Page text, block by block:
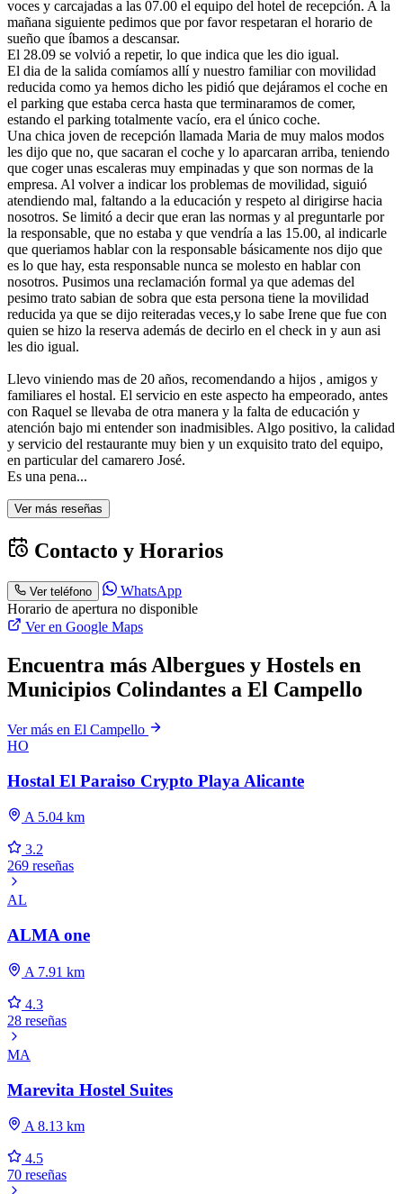
voces y carcajadas a las 07.00 el equipo del hotel de recepción. A la
mañana siguiente pedimos que por favor respetaran el horario de
sueño que íbamos a descansar.
El 28.09 se volvió a repetir, lo que indica que les dio igual.
El dia de la salida comíamos allí y nuestro familiar con movilidad
reducida como ya hemos dicho les pidió que dejáramos el coche en
el parking que estaba cerca hasta que terminaramos de comer,
estando el parking totalmente vacío, era el único coche.
Una chica joven de recepción llamada Maria de muy malos modos
les dijo que no, que sacaran el coche y lo aparcaran arriba, teniendo
que coger unas escaleras muy empinadas y que son normas de la
empresa. Al volver a indicar los problemas de movilidad, siguió
atendiendo mal, faltando a la educación y respeto al dirigirse hacia
nosotros. Se limitó a decir que eran las normas y al preguntarle por
la responsable, que no estaba y que vendría a las 15.00, al indicarle
que queriamos hablar con la responsable básicamente nos dijo que
es lo que hay, esta responsable nunca se molesto en hablar con
nosotros. Pusimos una reclamación formal ya que ademas del
pesimo trato sabian de sobra que esta persona tiene la movilidad
reducida ya que se dijo reiteradas veces,y lo sabe Irene que fue con
quien se hizo la reserva además de decirlo en el check in y aun asi
les dio igual.
Llevo viniendo mas de 20 años, recomendando a hijos , amigos y
familiares el hostal. El servicio en este aspecto ha empeorado, antes
con Raquel se llevaba de otra manera y la falta de educación y
atención bajo mi entender son inadmisibles. Algo positivo, la calidad
y servicio del restaurante muy bien y un exquisito trato del equipo,
en particular del camarero José.
Es una pena...
Ver más reseñas
Contacto y Horarios
Ver teléfono
WhatsApp
Horario de apertura no disponible
Ver en Google Maps
Encuentra más Albergues y Hostels en
Municipios Colindantes a El Campello
Ver más en El Campello
HO
Hostal El Paraiso Crypto Playa Alicante
A 5.04 km
3.2
269 reseñas
AL
ALMA one
A 7.91 km
4.3
28 reseñas
MA
Marevita Hostel Suites
A 8.13 km
4.5
70 reseñas